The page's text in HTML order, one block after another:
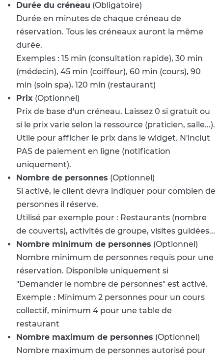
Durée du créneau (Obligatoire)
Durée en minutes de chaque créneau de
réservation. Tous les créneaux auront la même
durée.
Exemples : 15 min (consultation rapide), 30 min
(médecin), 45 min (coiffeur), 60 min (cours), 90
min (soin spa), 120 min (restaurant)
Prix (Optionnel)
Prix de base d'un créneau. Laissez 0 si gratuit ou
si le prix varie selon la ressource (praticien, salle...).
Utile pour afficher le prix dans le widget. N'inclut
PAS de paiement en ligne (notification
uniquement).
Nombre de personnes (Optionnel)
Si activé, le client devra indiquer pour combien de
personnes il réserve.
Utilisé par exemple pour : Restaurants (nombre
de couverts), activités de groupe, visites guidées...
Nombre minimum de personnes (Optionnel)
Nombre minimum de personnes requis pour une
réservation. Disponible uniquement si
"Demander le nombre de personnes" est activé.
Exemple : Minimum 2 personnes pour un cours
collectif, minimum 4 pour une table de
restaurant
Nombre maximum de personnes (Optionnel)
Nombre maximum de personnes autorisé pour